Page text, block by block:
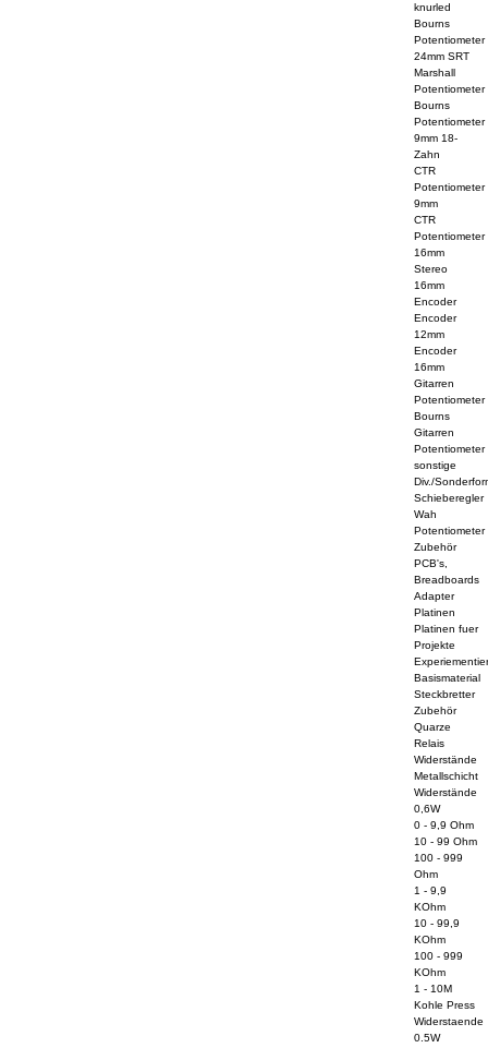
knurled
Bourns
Potentiometer
24mm SRT
Marshall
Potentiometer
Bourns
Potentiometer
9mm 18-
Zahn
CTR
Potentiometer
9mm
CTR
Potentiometer
16mm
Stereo
16mm
Encoder
Encoder
12mm
Encoder
16mm
Gitarren
Potentiometer
Bourns
Gitarren
Potentiometer
sonstige
Div./
Schieberegler
Wah
Potentiometer
Zubehör
PCB's,
Breadboards
Adapter
Platinen
Platinen fuer
Projekte
Basismaterial
Steckbretter
Zubehör
Quarze
Relais
Widerstände
Metallschicht
Widerstände
0,6W
0 - 9,9 Ohm
10 - 99 Ohm
100 - 999
Ohm
1 - 9,9
KOhm
10 - 99,9
KOhm
100 - 999
KOhm
1 - 10M
Kohle Press
Widerstaende
0.5W